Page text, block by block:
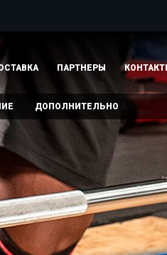
ПАРТНЕРЫ
ДОПОЛНИТЕЛЬНО